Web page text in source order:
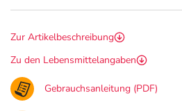
Zur Artikelbeschreibung
Zu den Lebensmittelangaben
Gebrauchsanleitung (PDF)